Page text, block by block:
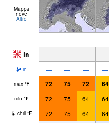
Mappa
neve
Altro
in — — — —
in — — — —
max °F 72 75 72 64
min °F 72 75 64 64
chill °F 72 75 64 64